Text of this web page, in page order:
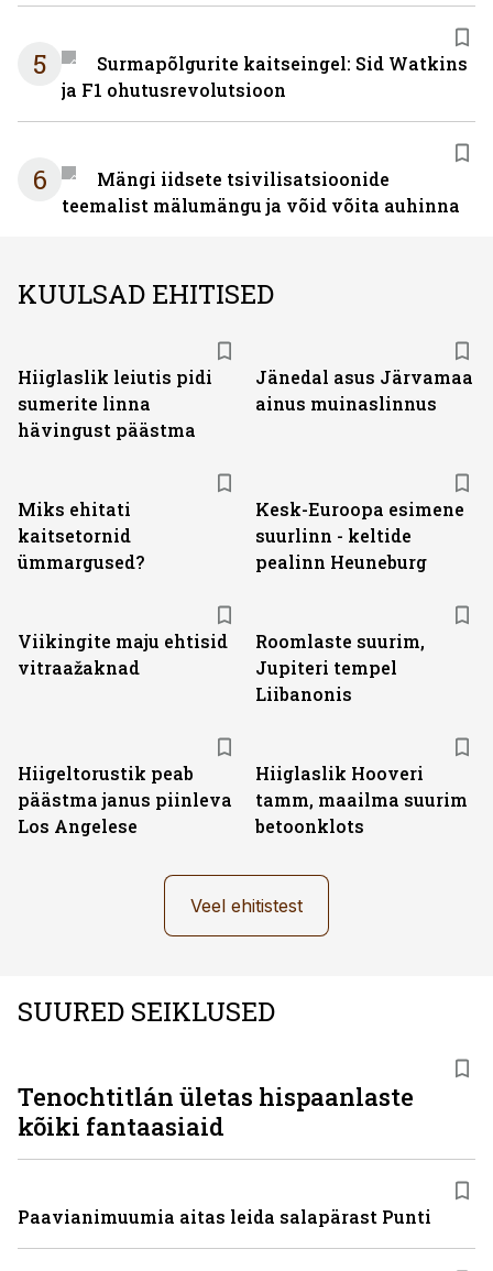
5
Surmapõlgurite kaitseingel: Sid Watkins
ja F1 ohutusrevolutsioon
6
Mängi iidsete tsivilisatsioonide
teemalist mälumängu ja võid võita auhinna
KUULSAD EHITISED
Hiiglaslik leiutis pidi
sumerite linna
hävingust päästma
Jänedal asus Järvamaa
ainus muinaslinnus
Miks ehitati
kaitsetornid
ümmargused?
Kesk-Euroopa esimene
suurlinn - keltide
pealinn Heuneburg
Viikingite maju ehtisid
vitraažaknad
Roomlaste suurim,
Jupiteri tempel
Liibanonis
Hiigeltorustik peab
päästma janus piinleva
Los Angelese
Hiiglaslik Hooveri
tamm, maailma suurim
betoonklots
Veel ehitistest
SUURED SEIKLUSED
Tenochtitlán ületas hispaanlaste
kõiki fantaasiaid
Paavianimuumia aitas leida salapärast Punti